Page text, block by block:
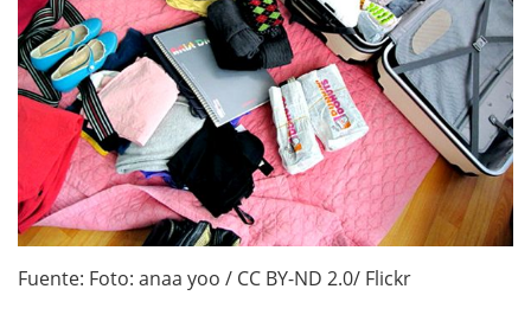
Fuente: Foto: anaa yoo / CC BY-ND 2.0/ Flickr